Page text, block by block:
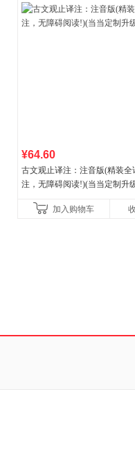
¥64.60
古文观止译注：注音版(精装全
注，无障碍阅读!)(当当定制升
加入购物车